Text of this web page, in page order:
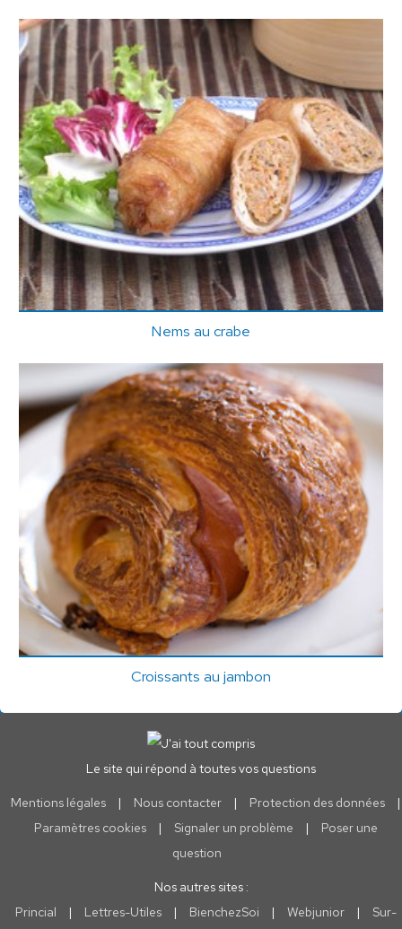
Nems au crabe
Croissants au jambon
Le site qui répond à toutes vos questions
Mentions légales | Nous contacter | Protection des données
|
Paramètres cookies
| Signaler un problème |
Poser une
question
Nos autres sites :
Princial
| Lettres-Utiles | BienchezSoi | Webjunior |
Sur-